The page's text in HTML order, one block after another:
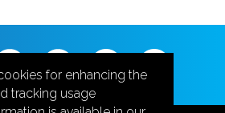
for enhancing the
tracking usage